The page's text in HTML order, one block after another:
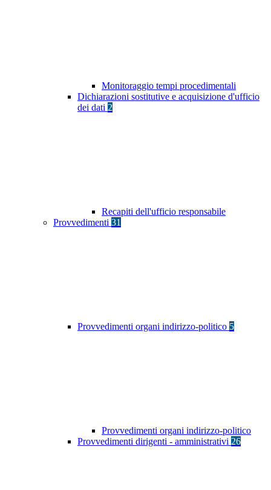
Monitoraggio tempi procedimentali
Dichiarazioni sostitutive e acquisizione d'ufficio
dei dati 2
Recapiti dell'ufficio responsabile
Provvedimenti 31
Provvedimenti organi indirizzo-politico 5
Provvedimenti organi indirizzo-politico
Provvedimenti dirigenti - amministrativi 26